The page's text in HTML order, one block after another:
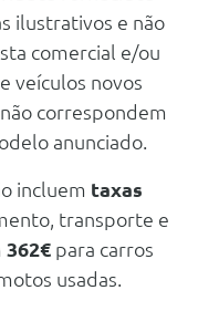
ilustrativos e não
comercial e/ou
veículos novos
correspondem
anunciado.
incluem taxas
transporte e
362€para carros
usadas.